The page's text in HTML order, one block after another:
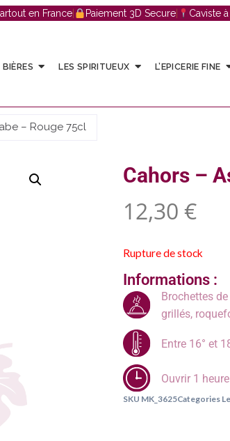
en France| Paiement 3D Secure| Caviste
BIÈRES LES SPIRITUEUX L’EPICERIE FINE
– Rouge 75cl
Cahors –
12,30 €
Rupture de stock
Informations :
Brochettes
grillés,
Entre 16° et
Ouvrir 1
SKU MK_3625Categories